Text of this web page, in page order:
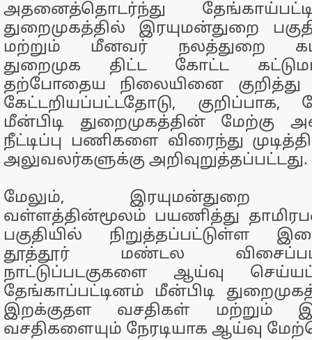
அதனைத்தொடர்ந்து
துறைமுகத்தில் இரயுமன்துறை
மற்றும் மீனவர் நலத்துறை
துறைமுக திட்ட கோட்ட
தற்போதைய நிலையினை குறித்து
கேட்டறியப்பட்டதோடு, குறிப்பாக,
மீன்பிடி துறைமுகத்தின் மேற்கு
நீட்டிப்பு பணிகளை விரைந்து
அலுவலர்களுக்கு அறிவுறுத்தப்பட்டது.
மேலும், இரயுமன்துறை
வள்ளத்தின்மூலம் பயணித்து
பகுதியில் நிறுத்தப்பட்டுள்ள
தூத்தூர் மண்டல
நாட்டுப்படகுகளை ஆய்வு
தேங்காப்பட்டினம் மீன்பிடி
இறக்குதள வசதிகள் மற்றும்
வசதிகளையும் நேரடியாக ஆய்வு